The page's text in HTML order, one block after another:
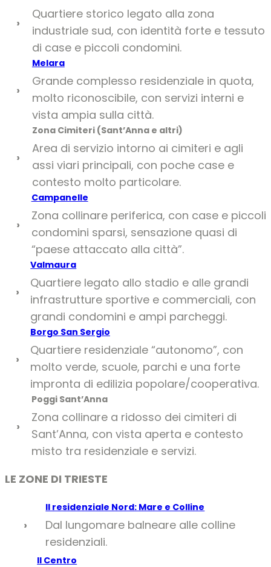
›
Quartiere storico legato alla zona
industriale sud, con identità forte e tessuto
di case e piccoli condomini.
›
Melara
Grande complesso residenziale in quota,
molto riconoscibile, con servizi interni e
vista ampia sulla città.
›
Zona Cimiteri (Sant’Anna e altri)
Area di servizio intorno ai cimiteri e agli
assi viari principali, con poche case e
contesto molto particolare.
›
Campanelle
Zona collinare periferica, con case e piccoli
condomini sparsi, sensazione quasi di
“paese attaccato alla città”.
›
Valmaura
Quartiere legato allo stadio e alle grandi
infrastrutture sportive e commerciali, con
grandi condomini e ampi parcheggi.
›
Borgo San Sergio
Quartiere residenziale “autonomo”, con
molto verde, scuole, parchi e una forte
impronta di edilizia popolare/cooperativa.
›
Poggi Sant’Anna
Zona collinare a ridosso dei cimiteri di
Sant’Anna, con vista aperta e contesto
misto tra residenziale e servizi.
LE ZONE DI TRIESTE
›
Il residenziale Nord: Mare e Colline
Dal lungomare balneare alle colline
residenziali.
Il Centro